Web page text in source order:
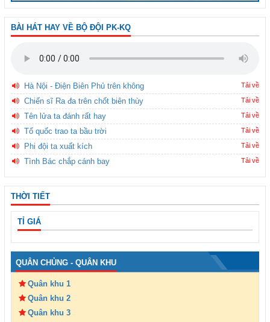
BÀI HÁT HAY VỀ BỘ ĐỘI PK-KQ
Hà Nội - Điện Biên Phủ trên không Tải về
Chiến sĩ Ra đa trên chốt biên thùy Tải về
Tên lửa ta đánh rất hay Tải về
Tổ quốc trao ta bầu trời Tải về
Phi đội ta xuất kích Tải về
Tình Bác chắp cánh bay Tải về
THỜI TIẾT
TỈ GIÁ
QUÂN CHỦNG - QUÂN KHU
Quân khu 1
Quân khu 2
Quân khu 3